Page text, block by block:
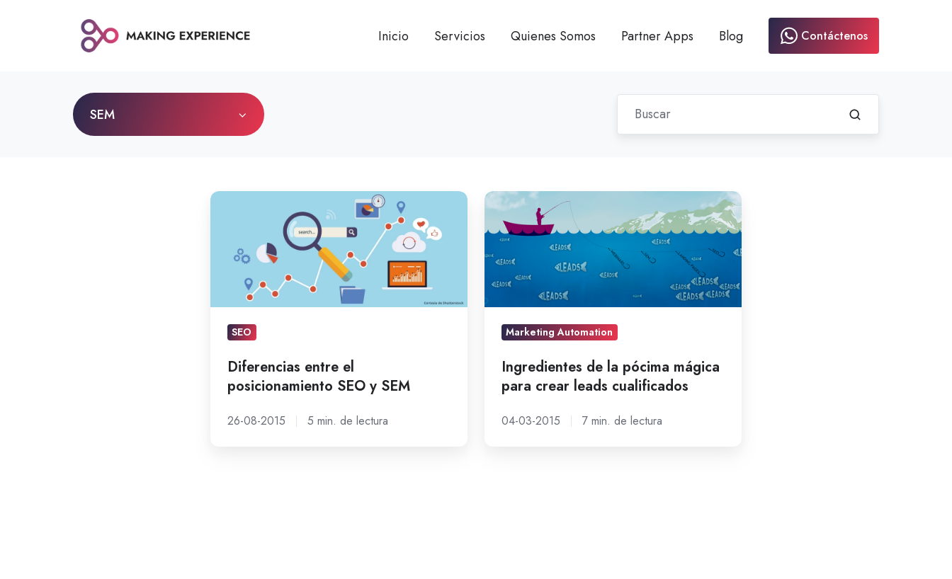
Inicio Servicios Quienes Somos Partner Apps Blog Contáctenos
SEM
Diferencias
posicionamiento
SEM
SEO
Diferencias entre el
posicionamiento SEO y SEM
26-08-2015 5 min. de lectura
Ingredientes
la
pócima
mágica
crear
leads
cualificados
Marketing Automation
Ingredientes de la pócima mágica
para crear leads cualificados
04-03-2015 7 min. de lectura